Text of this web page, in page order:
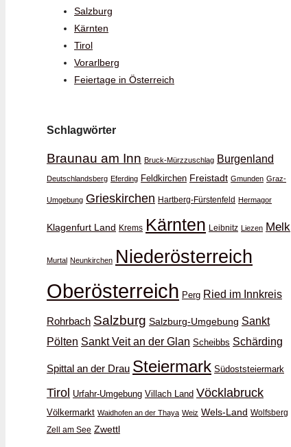
Salzburg
Kärnten
Tirol
Vorarlberg
Feiertage in Österreich
Schlagwörter
Braunau am Inn Bruck-Mürzzuschlag Burgenland
Deutschlandsberg Eferding Feldkirchen Freistadt Gmunden Graz-
Umgebung Grieskirchen Hartberg-Fürstenfeld Hermagor
Klagenfurt Land Krems Kärnten Leibnitz Liezen Melk
Murtal Neunkirchen Niederösterreich
Oberösterreich Perg Ried im Innkreis
Rohrbach Salzburg Salzburg-Umgebung Sankt
Pölten Sankt Veit an der Glan Scheibbs Schärding
Spittal an der Drau Steiermark Südoststeiermark
Tirol Urfahr-Umgebung Villach Land Vöcklabruck
Völkermarkt Waidhofen an der Thaya Weiz Wels-Land Wolfsberg
Zell am See Zwettl